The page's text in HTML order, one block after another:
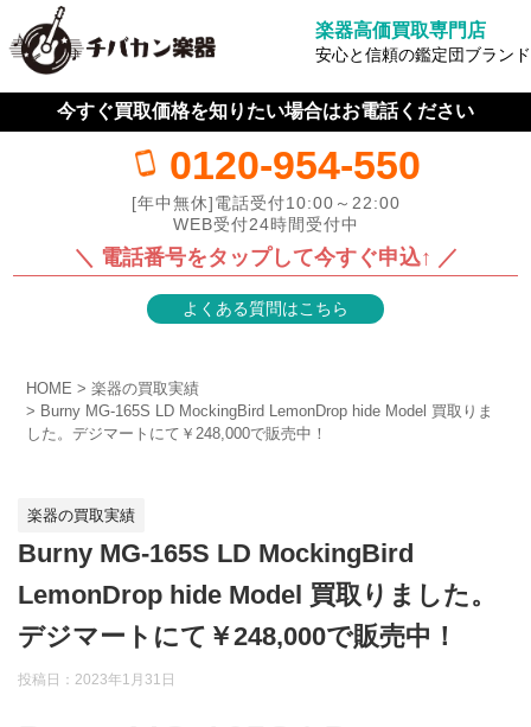
楽器高価買取専門店
安心と信頼の鑑定団ブランド
今すぐ買取価格を知りたい場合はお電話ください
0120-954-550
[年中無休]電話受付10:00～22:00
WEB受付24時間受付中
＼ 電話番号をタップして今すぐ申込↑ ／
よくある質問はこちら
HOME
楽器の買取実績
Burny MG-165S LD MockingBird LemonDrop hide Model 買取りま
した。デジマートにて￥248,000で販売中！
楽器の買取実績
Burny MG-165S LD MockingBird
LemonDrop hide Model 買取りました。
デジマートにて￥248,000で販売中！
投稿日： 2023年1月31日